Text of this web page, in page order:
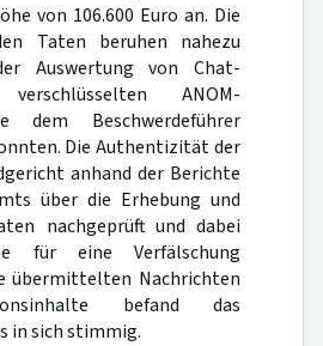
von 106.600 Euro an. Die
Taten beruhen nahezu
Auswertung von Chat-
ANOM-
dem Beschwerdeführer
Die Authentizität der
anhand der Berichte
über die Erhebung und
nachgeprüft und dabei
für eine Verfälschung
übermittelten Nachrichten
befand das
in sich stimmig.